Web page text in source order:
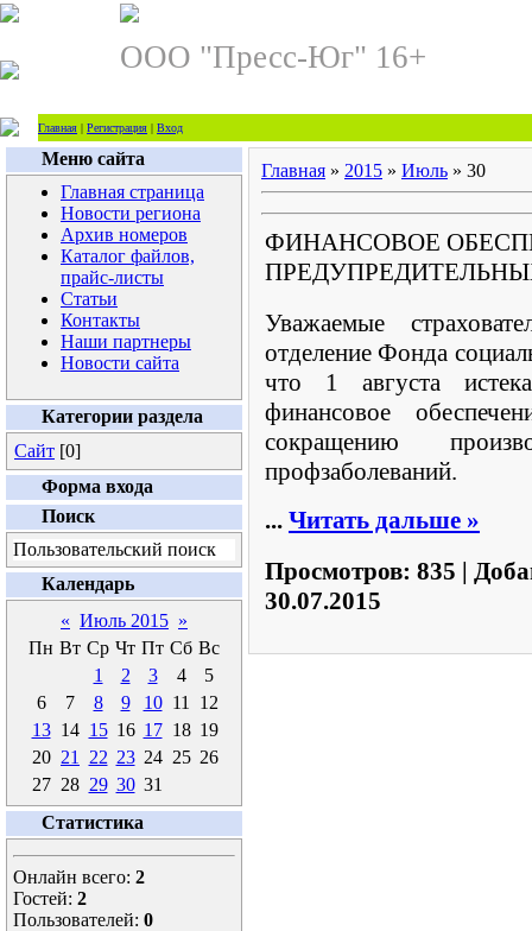
ООО "Пресс-Юг" 16+
Главная | Регистрация | Вход
Меню сайта
Главная страница
Новости региона
Архив номеров
Каталог файлов,
прайс-листы
Статьи
Контакты
Наши партнеры
Новости сайта
Категории раздела
Сайт [0]
Форма входа
Поиск
Пользовательский поиск
Календарь
« Июль 2015 »
Пн Вт Ср Чт Пт Сб Вс
1
2 3 4
5
6
7 8 9 10 11
12
13 14 15 16 17 18 19
20 21 22 23 24 25 26
27 28 29 30 31
Статистика
Онлайн всего: 2
Гостей: 2
Пользователей: 0
Главная » 2015 » Июль » 30
ФИНАНСОВОЕ
Уважаемые
отделение Фонда
что 1 августа
финансовое
сокращению
профзаболеваний.
... Читать дальше »
Просмотров: 835 |
30.07.2015